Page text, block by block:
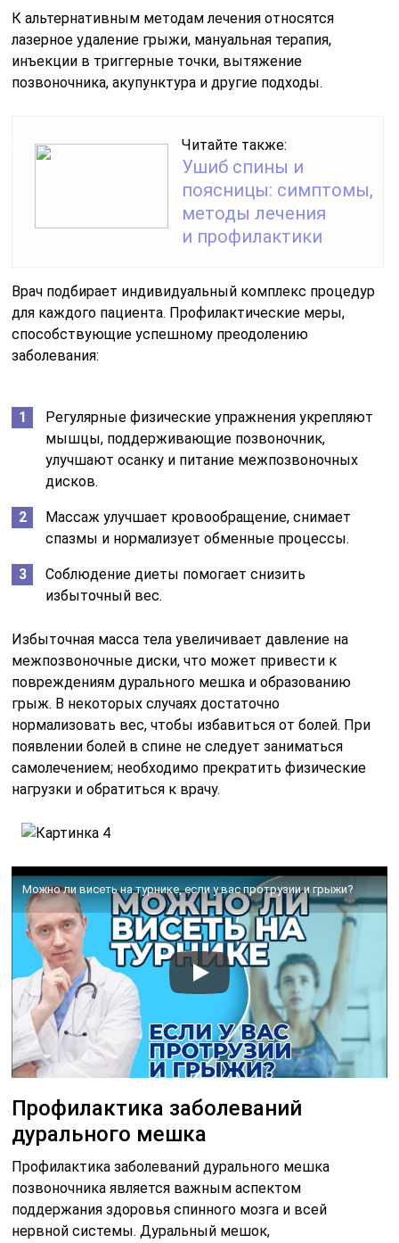
К альтернативным методам лечения относятся
лазерное удаление грыжи, мануальная терапия,
инъекции в триггерные точки, вытяжение
позвоночника, акупунктура и другие подходы.
Читайте также:
Ушиб спины и
поясницы: симптомы,
методы лечения
и профилактики
Врач подбирает индивидуальный комплекс процедур
для каждого пациента. Профилактические меры,
способствующие успешному преодолению
заболевания:
Регулярные физические упражнения укрепляют
мышцы, поддерживающие позвоночник,
улучшают осанку и питание межпозвоночных
дисков.
Массаж улучшает кровообращение, снимает
спазмы и нормализует обменные процессы.
Соблюдение диеты помогает снизить
избыточный вес.
Избыточная масса тела увеличивает давление на
межпозвоночные диски, что может привести к
повреждениям дурального мешка и образованию
грыж. В некоторых случаях достаточно
нормализовать вес, чтобы избавиться от болей. При
появлении болей в спине не следует заниматься
самолечением; необходимо прекратить физические
нагрузки и обратиться к врачу.
Можно ли висеть на турнике, если у вас протрузии и грыжи?
Профилактика заболеваний
дурального мешка
Профилактика заболеваний дурального мешка
позвоночника является важным аспектом
поддержания здоровья спинного мозга и всей
нервной системы. Дуральный мешок,